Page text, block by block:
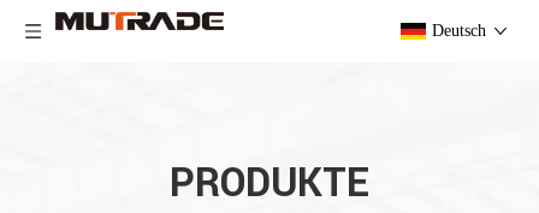
Deutsch
PRODUKTE